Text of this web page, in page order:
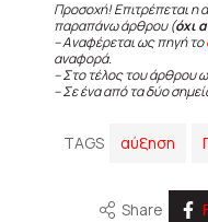
Προσοχή! Επιτρέπεται η
παραπάνω άρθρου (όχι
– Αναφέρεται ως πηγή το
αναφορά.
– Στο τέλος του άρθρου
– Σε ένα από τα δύο
TAGS αύξηση
Share